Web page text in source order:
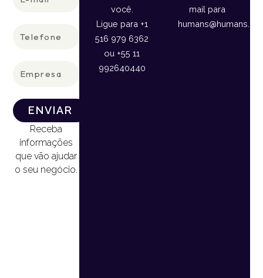
ENVIAR
Receba
informações
que vão ajudar
o seu negócio.
você.
Ligue para +1
516 979 6362
ou +55 11
992640440
mail para